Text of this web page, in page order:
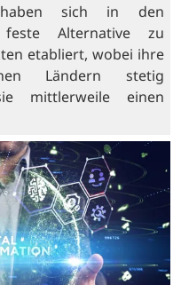
haben sich in den
Alternative zu
etabliert, wobei ihre
Ländern stetig
mittlerweile einen